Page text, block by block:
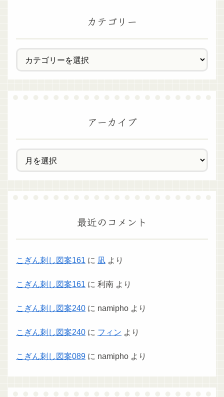
カテゴリー
アーカイブ
最近のコメント
こぎん刺し図案161 に 凪 より
こぎん刺し図案161 に 利南 より
こぎん刺し図案240 に namipho より
こぎん刺し図案240 に フィン より
こぎん刺し図案089 に namipho より